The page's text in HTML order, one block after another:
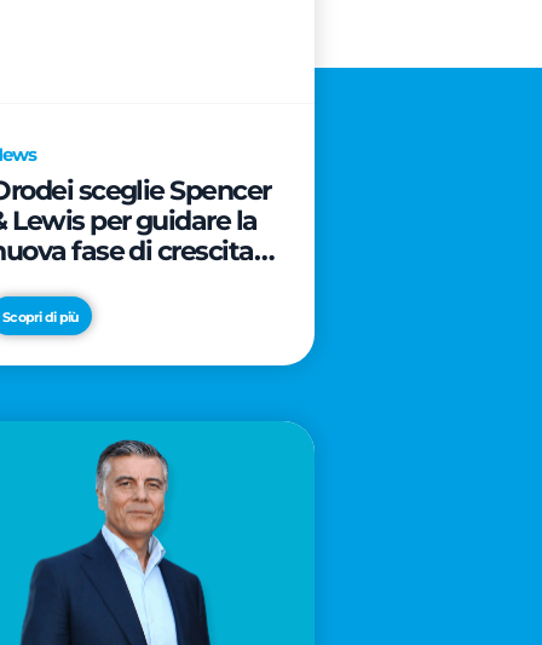
sceglie Spencer
Lewis per guidare la
fase di crescita e
Scopri di più